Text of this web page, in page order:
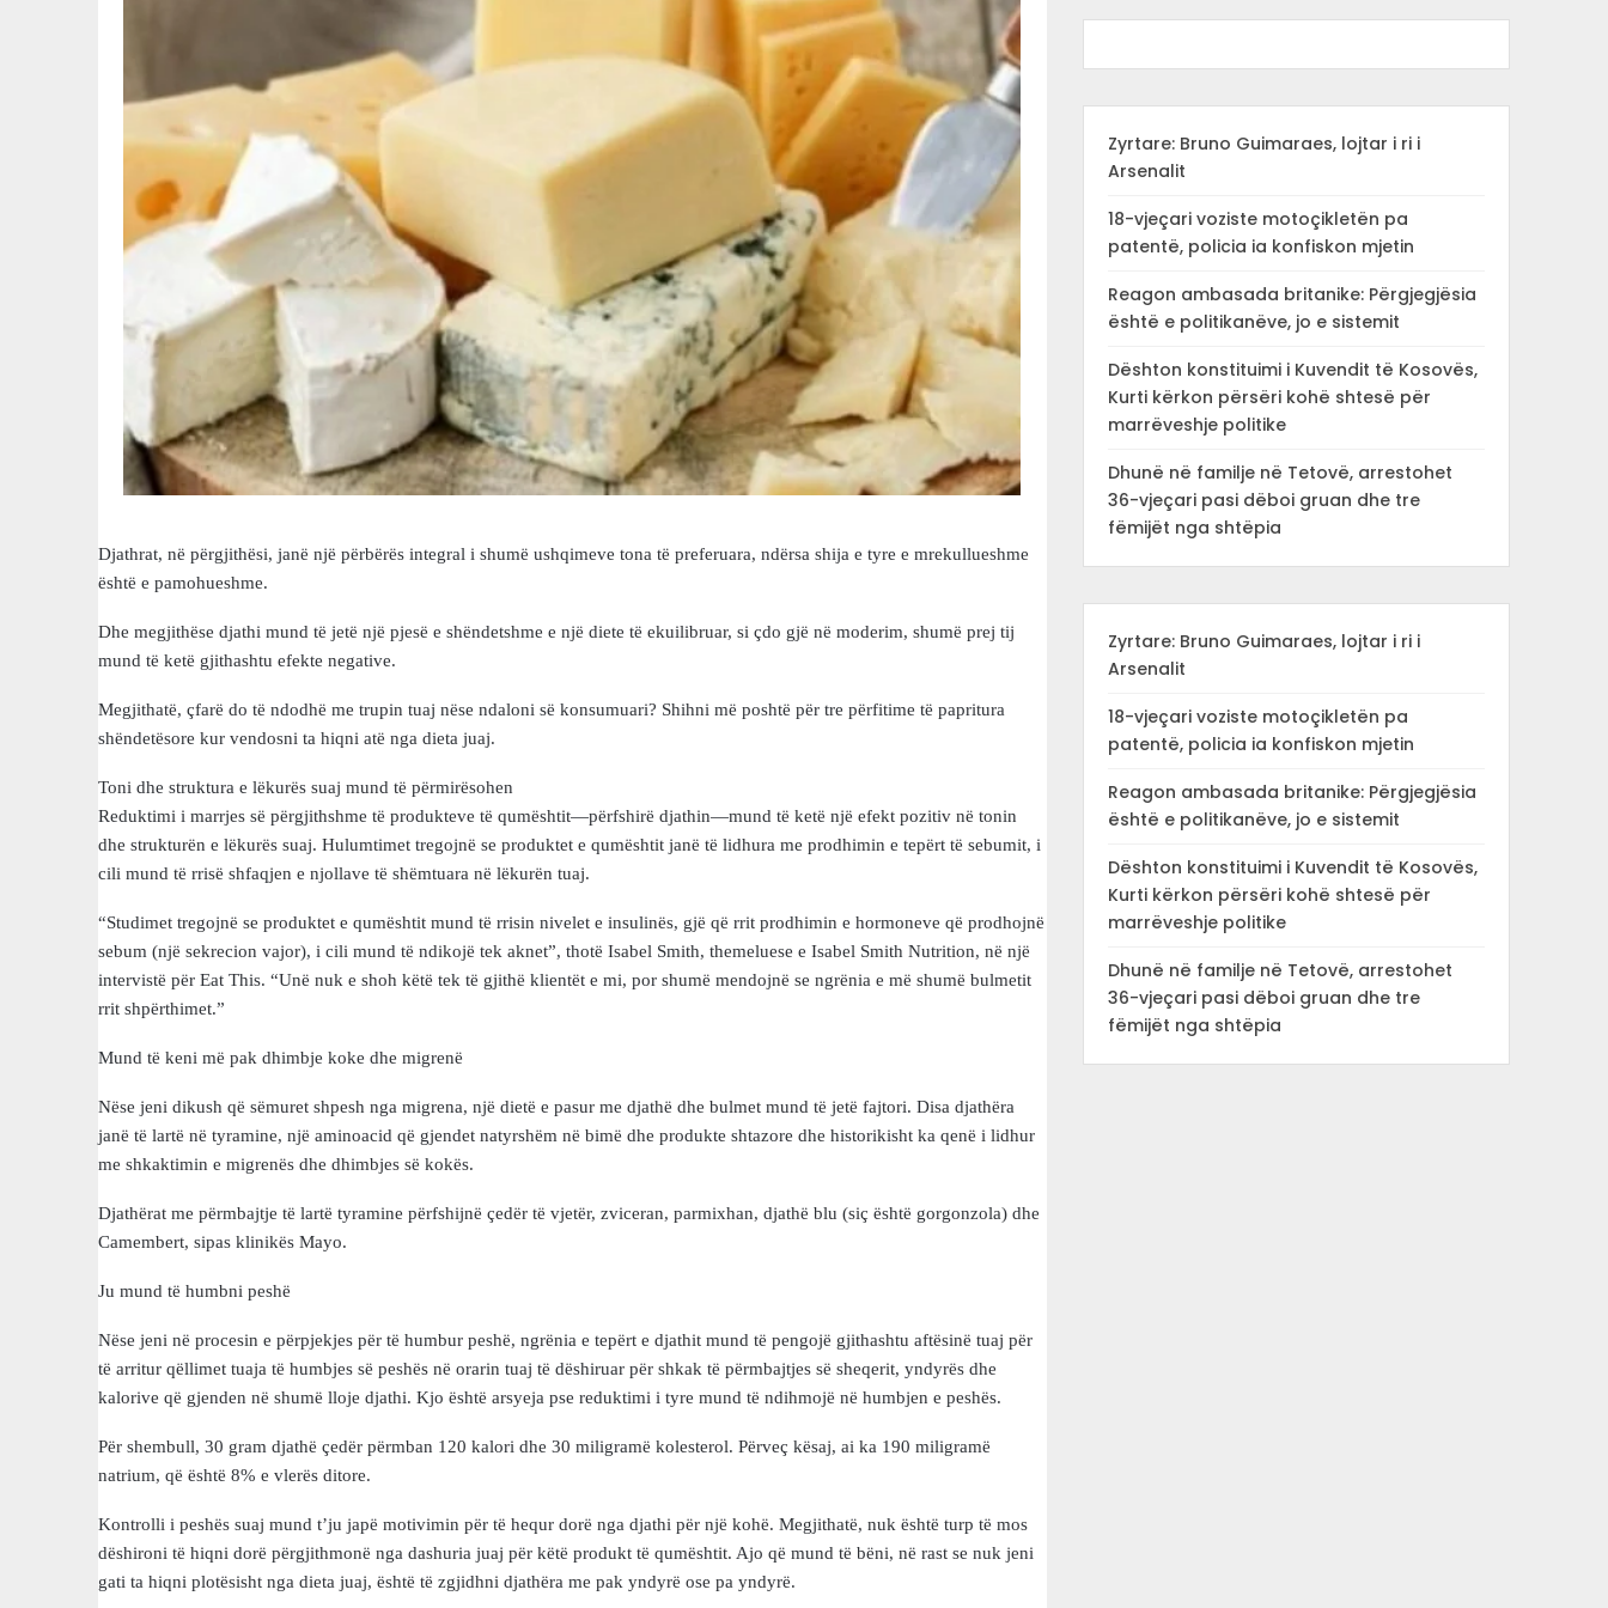
Djathrat, në përgjithësi, janë një përbërës integral i shumë ushqimeve tona të preferuara, ndërsa shija e tyre e mrekullueshme
është e pamohueshme.
Dhe megjithëse djathi mund të jetë një pjesë e shëndetshme e një diete të ekuilibruar, si çdo gjë në moderim, shumë prej tij
mund të ketë gjithashtu efekte negative.
Megjithatë, çfarë do të ndodhë me trupin tuaj nëse ndaloni së konsumuari? Shihni më poshtë për tre përfitime të papritura
shëndetësore kur vendosni ta hiqni atë nga dieta juaj.
Toni dhe struktura e lëkurës suaj mund të përmirësohen
Reduktimi i marrjes së përgjithshme të produkteve të qumështit—përfshirë djathin—mund të ketë një efekt pozitiv në tonin
dhe strukturën e lëkurës suaj. Hulumtimet tregojnë se produktet e qumështit janë të lidhura me prodhimin e tepërt të sebumit, i
cili mund të rrisë shfaqjen e njollave të shëmtuara në lëkurën tuaj.
“Studimet tregojnë se produktet e qumështit mund të rrisin nivelet e insulinës, gjë që rrit prodhimin e hormoneve që prodhojnë
sebum (një sekrecion vajor), i cili mund të ndikojë tek aknet”, thotë Isabel Smith, themeluese e Isabel Smith Nutrition, në një
intervistë për Eat This. “Unë nuk e shoh këtë tek të gjithë klientët e mi, por shumë mendojnë se ngrënia e më shumë bulmetit
rrit shpërthimet.”
Mund të keni më pak dhimbje koke dhe migrenë
Nëse jeni dikush që sëmuret shpesh nga migrena, një dietë e pasur me djathë dhe bulmet mund të jetë fajtori. Disa djathëra
janë të lartë në tyramine, një aminoacid që gjendet natyrshëm në bimë dhe produkte shtazore dhe historikisht ka qenë i lidhur
me shkaktimin e migrenës dhe dhimbjes së kokës.
Djathërat me përmbajtje të lartë tyramine përfshijnë çedër të vjetër, zviceran, parmixhan, djathë blu (siç është gorgonzola) dhe
Camembert, sipas klinikës Mayo.
Ju mund të humbni peshë
Nëse jeni në procesin e përpjekjes për të humbur peshë, ngrënia e tepërt e djathit mund të pengojë gjithashtu aftësinë tuaj për
të arritur qëllimet tuaja të humbjes së peshës në orarin tuaj të dëshiruar për shkak të përmbajtjes së sheqerit, yndyrës dhe
kalorive që gjenden në shumë lloje djathi. Kjo është arsyeja pse reduktimi i tyre mund të ndihmojë në humbjen e peshës.
Për shembull, 30 gram djathë çedër përmban 120 kalori dhe 30 miligramë kolesterol. Përveç kësaj, ai ka 190 miligramë
natrium, që është 8% e vlerës ditore.
Kontrolli i peshës suaj mund t’ju japë motivimin për të hequr dorë nga djathi për një kohë. Megjithatë, nuk është turp të mos
dëshironi të hiqni dorë përgjithmonë nga dashuria juaj për këtë produkt të qumështit. Ajo që mund të bëni, në rast se nuk jeni
gati ta hiqni plotësisht nga dieta juaj, është të zgjidhni djathëra me pak yndyrë ose pa yndyrë.
Zyrtare: Bruno Guimaraes, lojtar i ri i
Arsenalit
18-vjeçari voziste motoçikletën pa
patentë, policia ia konfiskon mjetin
Reagon ambasada britanike: Përgjegjësia
është e politikanëve, jo e sistemit
Dështon konstituimi i Kuvendit të Kosovës,
Kurti kërkon përsëri kohë shtesë për
marrëveshje politike
Dhunë në familje në Tetovë, arrestohet
36-vjeçari pasi dëboi gruan dhe tre
fëmijët nga shtëpia
Zyrtare: Bruno Guimaraes, lojtar i ri i
Arsenalit
18-vjeçari voziste motoçikletën pa
patentë, policia ia konfiskon mjetin
Reagon ambasada britanike: Përgjegjësia
është e politikanëve, jo e sistemit
Dështon konstituimi i Kuvendit të Kosovës,
Kurti kërkon përsëri kohë shtesë për
marrëveshje politike
Dhunë në familje në Tetovë, arrestohet
36-vjeçari pasi dëboi gruan dhe tre
fëmijët nga shtëpia